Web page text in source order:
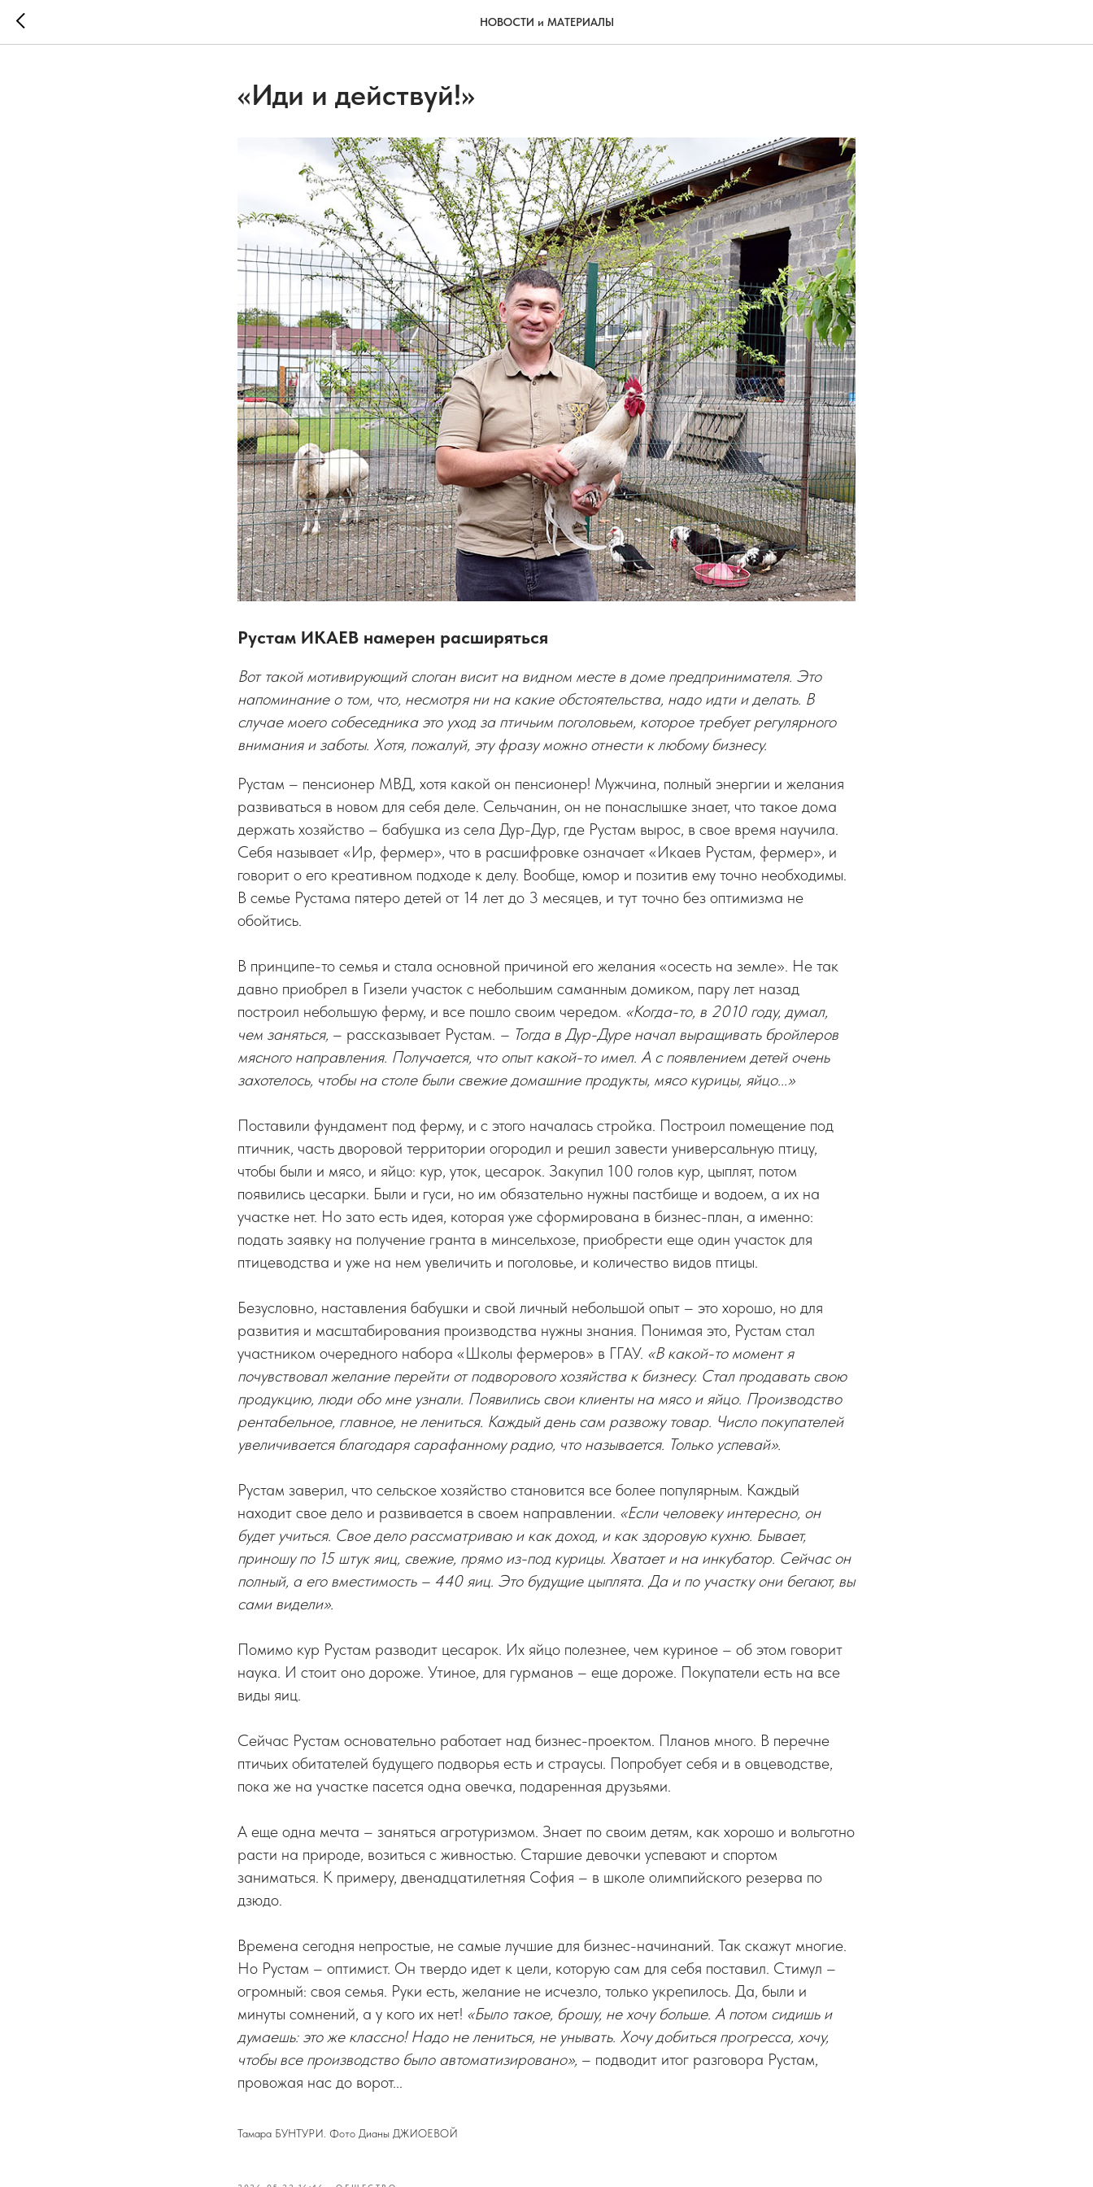
НОВОСТИ и МАТЕРИАЛЫ
«Иди и действуй!»
Рустам ИКАЕВ намерен расширяться
Вот такой мотивирующий слоган висит на видном месте в доме предпринимателя. Это
напоминание о том, что, несмотря ни на какие обстоятельства, надо идти и делать. В
случае моего собеседника это уход за птичьим поголовьем, которое требует регулярного
внимания и заботы. Хотя, пожалуй, эту фразу можно отнести к любому бизнесу.
Рустам – пенсионер МВД, хотя какой он пенсионер! Мужчина, полный энергии и желания
развиваться в новом для себя деле. Сельчанин, он не понаслышке знает, что такое дома
держать хозяйство – бабушка из села Дур-Дур, где Рустам вырос, в свое время научила.
Себя называет «Ир, фермер», что в расшифровке означает «Икаев Рустам, фермер», и
говорит о его креативном подходе к делу. Вообще, юмор и позитив ему точно необходимы.
В семье Рустама пятеро детей от 14 лет до 3 месяцев, и тут точно без оптимизма не
обойтись.
В принципе-то семья и стала основной причиной его желания «осесть на земле». Не так
давно приобрел в Гизели участок с небольшим саманным домиком, пару лет назад
построил небольшую ферму, и все пошло своим чередом. «Когда-то, в 2010 году, думал,
чем заняться, – рассказывает Рустам. – Тогда в Дур-Дуре начал выращивать бройлеров
мясного направления. Получается, что опыт какой-то имел. А с появлением детей очень
захотелось, чтобы на столе были свежие домашние продукты, мясо курицы, яйцо...»
Поставили фундамент под ферму, и с этого началась стройка. Построил помещение под
птичник, часть дворовой территории огородил и решил завести универсальную птицу,
чтобы были и мясо, и яйцо: кур, уток, цесарок. Закупил 100 голов кур, цыплят, потом
появились цесарки. Были и гуси, но им обязательно нужны пастбище и водоем, а их на
участке нет. Но зато есть идея, которая уже сформирована в бизнес-план, а именно:
подать заявку на получение гранта в минсельхозе, приобрести еще один участок для
птицеводства и уже на нем увеличить и поголовье, и количество видов птицы.
Безусловно, наставления бабушки и свой личный небольшой опыт – это хорошо, но для
развития и масштабирования производства нужны знания. Понимая это, Рустам стал
участником очередного набора «Школы фермеров» в ГГАУ. «В какой-то момент я
почувствовал желание перейти от подворового хозяйства к бизнесу. Стал продавать свою
продукцию, люди обо мне узнали. Появились свои клиенты на мясо и яйцо. Производство
рентабельное, главное, не лениться. Каждый день сам развожу товар. Число покупателей
увеличивается благодаря сарафанному радио, что называется. Только успевай».
Рустам заверил, что сельское хозяйство становится все более популярным. Каждый
находит свое дело и развивается в своем направлении. «Если человеку интересно, он
будет учиться. Свое дело рассматриваю и как доход, и как здоровую кухню. Бывает,
приношу по 15 штук яиц, свежие, прямо из-под курицы. Хватает и на инкубатор. Сейчас он
полный, а его вместимость – 440 яиц. Это будущие цыплята. Да и по участку они бегают, вы
сами видели».
Помимо кур Рустам разводит цесарок. Их яйцо полезнее, чем куриное – об этом говорит
наука. И стоит оно дороже. Утиное, для гурманов – еще дороже. Покупатели есть на все
виды яиц.
Сейчас Рустам основательно работает над бизнес-проектом. Планов много. В перечне
птичьих обитателей будущего подворья есть и страусы. Попробует себя и в овцеводстве,
пока же на участке пасется одна овечка, подаренная друзьями.
А еще одна мечта – заняться агротуризмом. Знает по своим детям, как хорошо и вольготно
расти на природе, возиться с живностью. Старшие девочки успевают и спортом
заниматься. К примеру, двенадцатилетняя София – в школе олимпийского резерва по
дзюдо.
Времена сегодня непростые, не самые лучшие для бизнес-начинаний. Так скажут многие.
Но Рустам – оптимист. Он твердо идет к цели, которую сам для себя поставил. Стимул –
огромный: своя семья. Руки есть, желание не исчезло, только укрепилось. Да, были и
минуты сомнений, а у кого их нет! «Было такое, брошу, не хочу больше. А потом сидишь и
думаешь: это же классно! Надо не лениться, не унывать. Хочу добиться прогресса, хочу,
чтобы все производство было автоматизировано», – подводит итог разговора Рустам,
провожая нас до ворот...
Тамара БУНТУРИ. Фото Дианы ДЖИОЕВОЙ